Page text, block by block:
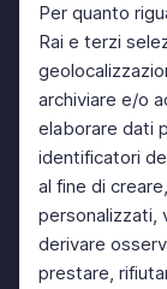
Per quanto
Rai e terzi
archiviare e/o
elaborare dati
identificatori
al fine di
personalizzati,
derivare
prestare,